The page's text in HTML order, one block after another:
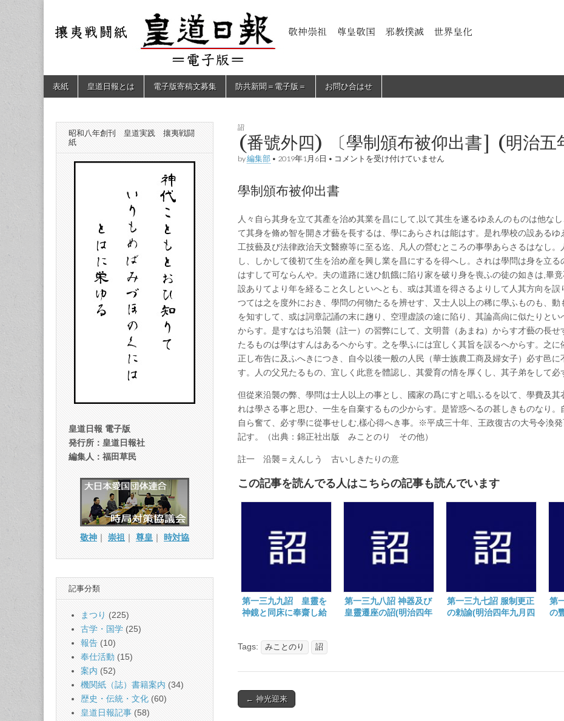
皇道
（防
共新
聞）
敬神
｜崇
祖｜
年創
刊
皇道
践
攘夷
戦闘
Main
menu
Skip
表紙 皇道日報とは 電子版寄稿文募集 防共新聞＝電子版＝ お問ひ合はせ
詔
(番號外四) 〔學制頒布被仰出書] (明治五
by編集部 • 2019年1月6日 • (番
四)
〔學
頒
布
被
仰
出
書]
(明
治
五
年
八
月
二
日)
コメントを受け付けていません
學制頒布被仰出書
人々自ら其身を立て其產を治め其業を昌にして,以て其生を遂るゆゑんのものは他な
て其身を脩め智を開き才藝を長するは、學にあらされは能はす。是れ學校の設ある
工技藝及び法律政治天文醫療等に至る迄、凡人の營むところの事學あらさるはなし
し、しかして後初て生を治め産を興し業を昌にするを得へし。されは學問は身を立
はすして可ならんや。夫の道路に迷ひ飢餓に陷り家を破り身を喪ふの徒の如きは,畢
設ありてより年を経ること久しといへとも、或は其道を得さるよりして人其方向を
つては之を度外におき、學問の何物たるを辨せす、又士人以上の稀に學ふものも、
を知すして、或は詞章記誦の末に趜り、空理虚談の途に陷り、其論高尙に似たりと
からす。是すなはち沿襲（註一）の習弊にして、文明普（あまね）からす才藝の長
たるものは學はすんはあるヘからす。之を學ふには宜しく其旨を誤るへからす。之
正し布告に及ふへきにつき、自今以後一般の人民（華士族農工商及婦女子）必す邑
す。人の父兄たるもの、宜しく此意を體認し、其愛育の情を厚くし、其子弟をして必
但從來沿襲の弊、學問は士人以上の事とし、國家の爲にすと唱ふるを以て、學費及
れは學さる事と思ひ、一生を自棄するもの少からす。是皆惑へるの甚しきものなり
自ら奮て、必す學に從事せしむ,樣心得へき事。※平成三十年、王政復古の大号令渙
記す。（出典：錦正社出版 みことのり その他）
註一 沿襲＝えんしう 古いしきたりの意
この記事を読んでる人はこちらの記事も読んでいます
第一三九九詔 皇靈を
神鏡と同床に奉齋し給
第一三九八詔 神器及び
皇靈遷座の詔(明治四年
第一三九七詔 服制更正
の勅諭(明治四年九月四
第
の
Tags: みことのり 詔
Post
← 神光迎来
昭和八年創刊 皇道実践 攘夷戦闘
紙
皇道日報 電子版
発行所：皇道日報社
編集人：福田草民
敬神 ｜ 崇祖 ｜ 尊皇 ｜ 時対協
記事分類
まつり (225)
古学・国学 (25)
報告 (10)
奉仕活動 (15)
案内 (52)
機関紙（誌）書籍案内 (34)
歴史・伝統・文化 (60)
皇道日報記事 (58)